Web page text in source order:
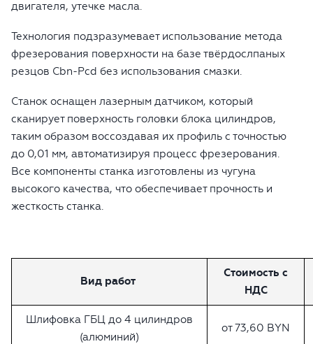
двигателя, утечке масла.
Технология подзразумевает использование метода
фрезерования поверхности на базе твёрдослпаных
резцов Cbn-Pcd без использования смазки.
Cтанок оснащен лазерным датчиком, который
сканирует поверхность головки блока цилиндров,
таким образом воссоздавая их профиль с точностью
до 0,01 мм, автоматизируя процесс фрезерования.
Все компоненты станка изготовлены из чугуна
высокого качества, что обеспечивает прочность и
жесткость станка.
Вид работ
Стоимость с
НДС
Шлифовка ГБЦ до 4 цилиндров
(алюминий)
от 73,60 BYN